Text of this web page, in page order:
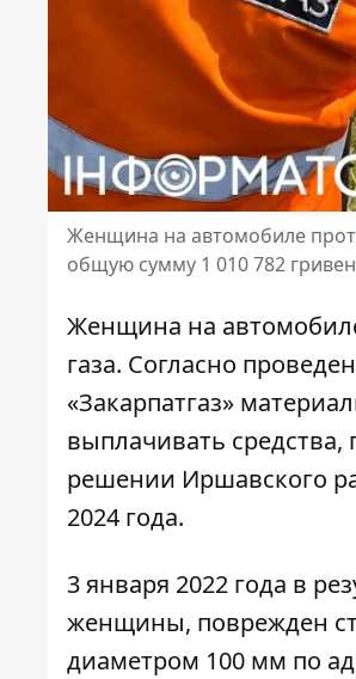
Женщина на автомобиле
общую сумму 1 010 782 гривен
Женщина на
газа. Согласно
«Закарпатгаз»
выплачивать средства,
решении Иршавского
2024 года.
3 января 2022 года в
женщины, поврежден
диаметром 100 мм по